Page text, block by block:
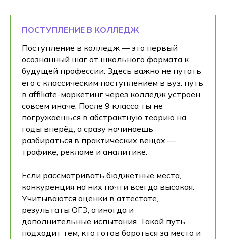
ПОСТУПЛЕНИЕ В КОЛЛЕДЖ
Поступление в колледж — это первый
осознанный шаг от школьного формата к
будущей профессии. Здесь важно не путать
его с классическим поступлением в вуз: путь
в affiliate-маркетинг через колледж устроен
совсем иначе. После 9 класса ты не
погружаешься в абстрактную теорию на
годы вперёд, а сразу начинаешь
разбираться в практических вещах —
трафике, рекламе и аналитике.
Если рассматривать бюджетные места,
конкуренция на них почти всегда высокая.
Учитываются оценки в аттестате,
результаты ОГЭ, а иногда и
дополнительные испытания. Такой путь
подходит тем, кто готов бороться за место и